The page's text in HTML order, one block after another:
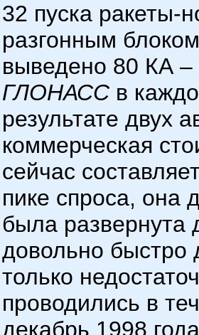
32 пуска ракеты-
разгонным
выведено 80 КА –
ГЛОНАСС в
результате двух
коммерческая
сейчас
пике спроса, она
была развернута
довольно быстро
только
проводились в
декабрь 1998